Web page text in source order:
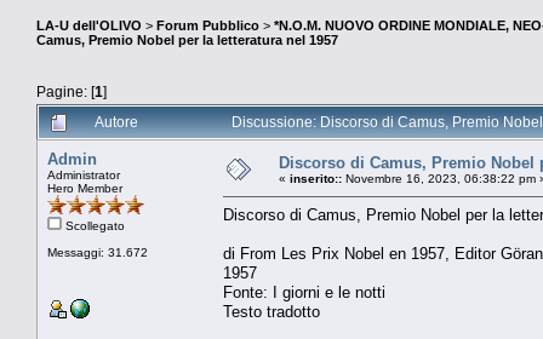
LA-U dell'OLIVO > Forum Pubblico > *N.O.M. NUOVO ORDINE MONDIALE,
Camus, Premio Nobel per la letteratura nel 1957
Pagine: [1]
Autore
Discussione: Discorso di Camus, Premio
Admin
Administrator
Hero Member
Scollegato
Messaggi: 31.672
Discorso di Camus, Premio Nobel
« inserito:: Novembre 16, 2023, 06:38:22 pm
Discorso di Camus, Premio Nobel per la
di From Les Prix Nobel en 1957, Editor
1957
Fonte: I giorni e le notti
Testo tradotto